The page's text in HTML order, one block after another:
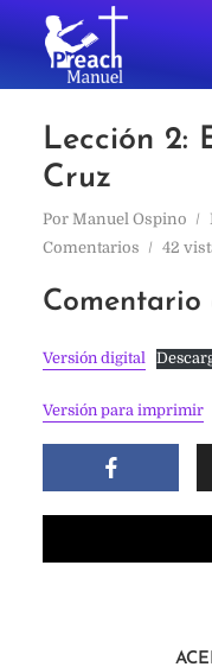
Lección 2:
Cruz
Por Manuel Ospino
Comentarios
42
Comentario
Versión digital
Versión para imprimir